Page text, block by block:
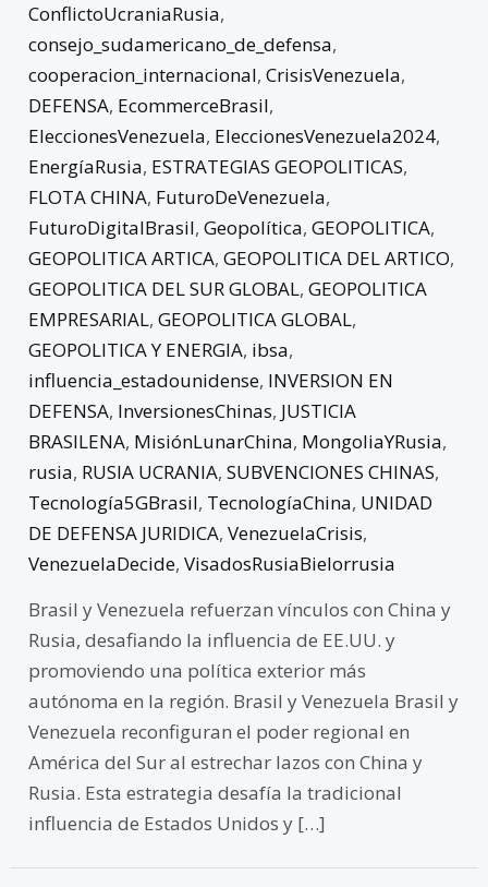
ConflictoUcraniaRusia,
consejo_sudamericano_de_defensa,
cooperacion_internacional,CrisisVenezuela,
DEFENSA, EcommerceBrasil,
EleccionesVenezuela, EleccionesVenezuela2024,
EnergíaRusia, ESTRATEGIAS GEOPOLITICAS,
FLOTA CHINA, FuturoDeVenezuela,
FuturoDigitalBrasil,Geopolítica,GEOPOLITICA,
GEOPOLITICA ARTICA,GEOPOLITICA DEL ARTICO,
GEOPOLITICA DEL SUR GLOBAL,GEOPOLITICA
EMPRESARIAL,GEOPOLITICA GLOBAL,
GEOPOLITICA Y ENERGIA, ibsa,
influencia_estadounidense, INVERSION EN
DEFENSA, InversionesChinas, JUSTICIA
BRASILENA, MisiónLunarChina, MongoliaYRusia,
rusia, RUSIA UCRANIA,SUBVENCIONES CHINAS,
Tecnología5GBrasil, TecnologíaChina, UNIDAD
DE DEFENSA JURIDICA,VenezuelaCrisis,
VenezuelaDecide,VisadosRusiaBielorrusia
Brasil y Venezuela refuerzan vínculos con China y
Rusia, desafiando la influencia de EE.UU. y
promoviendo una política exterior más
autónoma en la región. Brasil y Venezuela Brasil y
Venezuela reconfiguran el poder regional en
América del Sur al estrechar lazos con China y
Rusia. Esta estrategia desafía la tradicional
influencia de Estados Unidos y […]